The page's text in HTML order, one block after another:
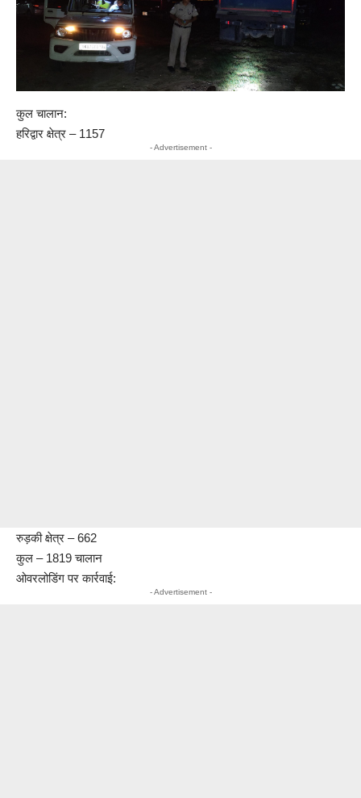
कुल चालान:
हरिद्वार क्षेत्र – 1157
- Advertisement -
रुड़की क्षेत्र – 662
कुल – 1819 चालान
ओवरलोडिंग पर कार्रवाई:
- Advertisement -